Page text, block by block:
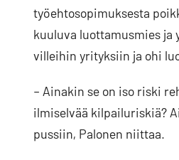
työehtosopimuksesta
kuuluva luottamusmies ja
villeihin yrityksiin ja ohi
– Ainakin se on iso riski
ilmiselvää kilpailuriskiä?
pussiin, Palonen niittaa.